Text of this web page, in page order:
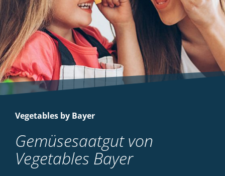
Vegetables by Bayer
Gemüsesaatgut von
Vegetables Bayer